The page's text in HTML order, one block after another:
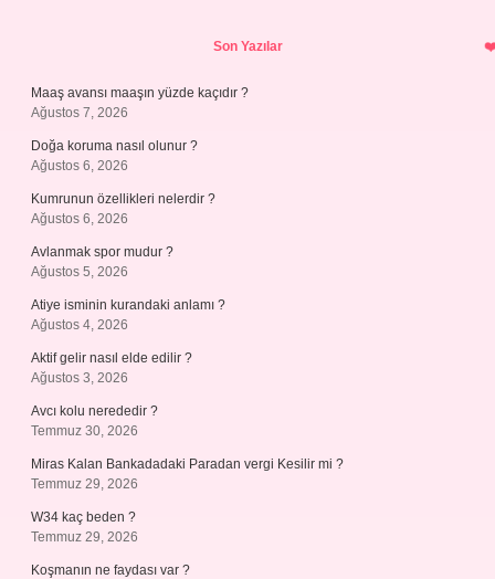
Son Yazılar
Maaş avansı maaşın yüzde kaçıdır ?
Ağustos 7, 2026
Doğa koruma nasıl olunur ?
Ağustos 6, 2026
Kumrunun özellikleri nelerdir ?
Ağustos 6, 2026
Avlanmak spor mudur ?
Ağustos 5, 2026
Atiye isminin kurandaki anlamı ?
Ağustos 4, 2026
Aktif gelir nasıl elde edilir ?
Ağustos 3, 2026
Avcı kolu nerededir ?
Temmuz 30, 2026
Miras Kalan Bankadadaki Paradan vergi Kesilir mi ?
Temmuz 29, 2026
W34 kaç beden ?
Temmuz 29, 2026
Koşmanın ne faydası var ?